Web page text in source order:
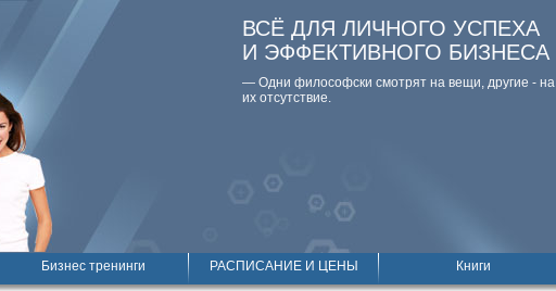
ВСЁ ДЛЯ ЛИЧНОГО УСПЕХА
И ЭФФЕКТИВНОГО БИЗНЕСА
— Одни философски смотpят на вещи, дpугие - на
их отсутствие.
Бизнес тренинги РАСПИСАНИЕ И ЦЕНЫ Книги